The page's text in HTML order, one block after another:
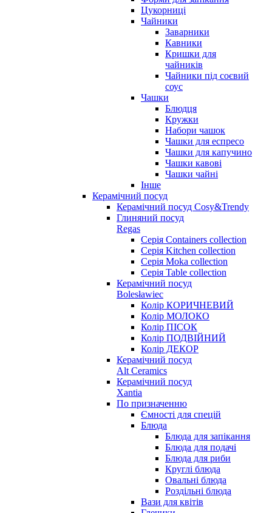
Цукорниці
Чайники
Заварники
Кавники
Кришки для
чайників
Чайники під соєвий
соус
Чашки
Блюдця
Кружки
Набори чашок
Чашки для еспресо
Чашки для капучино
Чашки кавові
Чашки чайні
Інше
Керамічний посуд
Керамічний посуд Cosy&Trendy
Глиняний посуд
Regas
Серія Containers collection
Серія Kitchen collection
Серія Moka collection
Серія Table collection
Керамічний посуд
Bolesławiec
Колір КОРИЧНЕВИЙ
Колір МОЛОКО
Колір ПІСОК
Колір ПОДВІЙНИЙ
Колір ДЕКОР
Керамічний посуд
Alt Ceramics
Керамічний посуд
Xantia
По призначенню
Ємності для спецій
Блюда
Блюда для запікання
Блюда для подачі
Блюда для риби
Круглі блюда
Овальні блюда
Роздільні блюда
Вази для квітів